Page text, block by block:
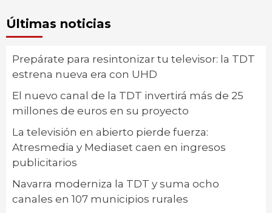
Últimas noticias
Prepárate para resintonizar tu televisor: la TDT
estrena nueva era con UHD
El nuevo canal de la TDT invertirá más de 25
millones de euros en su proyecto
La televisión en abierto pierde fuerza:
Atresmedia y Mediaset caen en ingresos
publicitarios
Navarra moderniza la TDT y suma ocho
canales en 107 municipios rurales